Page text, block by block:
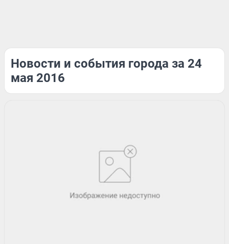
Новости и события города за 24
мая 2016